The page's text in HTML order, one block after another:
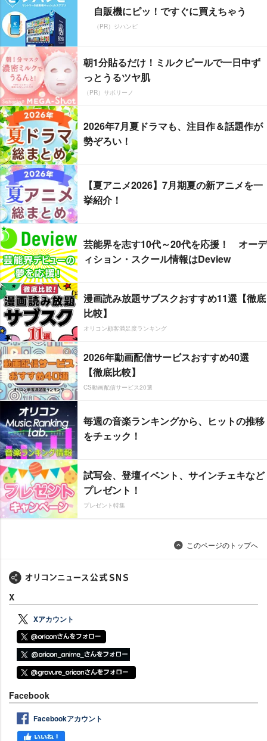
自販機にピッ！ですぐに買えちゃう
（PR）ジハンピ
朝1分貼るだけ！ミルクピールで一日中ず
っとうるツヤ肌
（PR）サボリーノ
2026年7月夏ドラマも、注目作＆話題作が
勢ぞろい！
【夏アニメ2026】7月期夏の新アニメを一
挙紹介！
芸能界を志す10代～20代を応援！ オーデ
ィション・スクール情報はDeview
漫画読み放題サブスクおすすめ11選【徹底
比較】
オリコン顧客満足度ランキング
2026年動画配信サービスおすすめ40選
【徹底比較】
CS動画配信サービス20選
毎週の音楽ランキングから、ヒットの推移
をチェック！
試写会、登壇イベント、サインチェキなど
プレゼント！
プレゼント特集
このページのトップへ
X
Xアカウント
Facebook
Facebookアカウント